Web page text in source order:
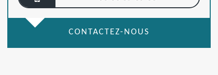
CONTACTEZ-NOUS